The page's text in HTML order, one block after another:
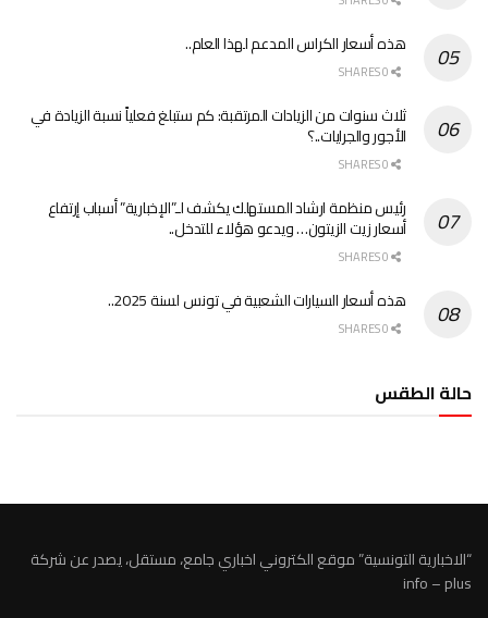
هذه أسعار الكراس المدعم لهذا العام..
ثلاث سنوات من الزيادات المرتقبة: كم ستبلغ فعلياً نسبة الزيادة في
الأجور والجرايات..؟
رئيس منظمة ارشاد المستهلك يكشف لـ”الإخبارية” أسباب إرتفاع
أسعار زيت الزيتون… ويدعو هؤلاء للتدخل..
هذه أسعار السيارات الشعبية في تونس لسنة 2025..
حالة الطقس
“الاخبارية التونسية” موقع الكتروني اخباري جامع، مستقل، يصدر عن شركة
info – plus